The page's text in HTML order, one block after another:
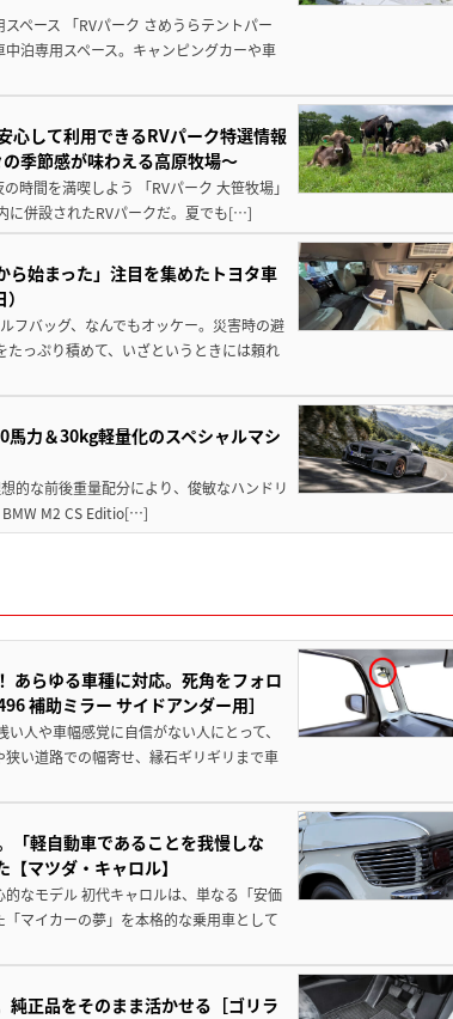
ペース 「RVパーク さめうらテントパー
泊専用スペース。キャンピングカーや車
心して利用できるRVパーク特選情報
季節感が味わえる高原牧場～
時間を満喫しよう 「RVパーク 大笹牧場」
に併設されたRVパークだ。夏でも[…]
ら始まった」注目を集めたトヨタ車
バッグ、なんでもオッケー。災害時の避
っぷり積めて、いざというときには頼れ
馬力＆30kg軽量化のスペシャルマシ
的な前後重量配分により、俊敏なハンドリ
BMW M2 CS Editio[…]
あらゆる車種に対応。死角をフォロ
補助ミラー サイドアンダー用］
人や車幅感覚に自信がない人にとって、
い道路での幅寄せ、縁石ギリギリまで車
「軽自動車であることを我慢しな
マツダ・キャロル】
なモデル 初代キャロルは、単なる「安価
マイカーの夢」を本格的な乗用車として
純正品をそのまま活かせる［ゴリラ